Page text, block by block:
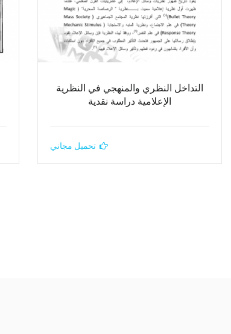
التداخل النظري والمنهجي في النظرية
الإعلامية دراسة نقدية
تحميل مجاني